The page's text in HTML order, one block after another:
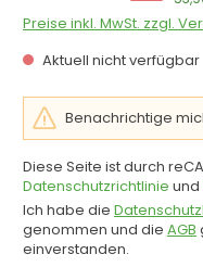
Preise inkl. MwSt. zzgl.
Aktuell nicht verfügbar
Benachrichtige
Diese Seite ist durch
Datenschutzrichtlinie und
Ich habe die
genommen und die AGB
einverstanden.